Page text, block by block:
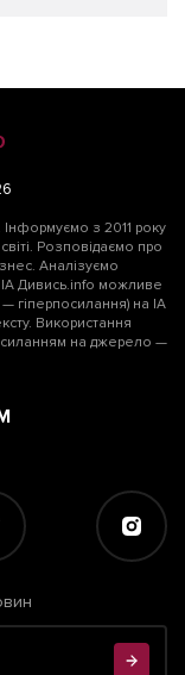
Інформуємо з 2011 року
Розповідаємо про
Аналізуємо
ІА Дивись.info можливе
гіперпосилання) на ІА
Використання
на джерело —